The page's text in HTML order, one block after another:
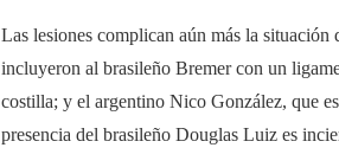
Las lesiones complican aún más la
incluyeron al brasileño Bremer con un
costilla; y el argentino Nico González, que
presencia del brasileño Douglas Luiz es